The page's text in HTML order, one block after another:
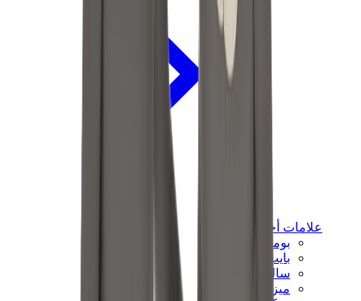
علامات أخرى
بوما
بايب
سالومون
ميزون ميهارا